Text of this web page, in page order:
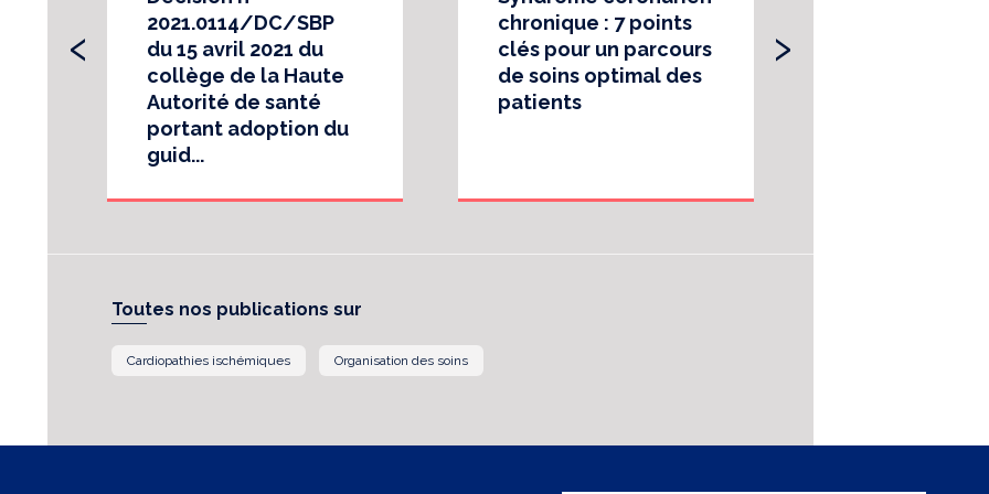
2021.0114/DC/SBP
du 15 avril 2021 du
collège de la Haute
Autorité de santé
portant adoption du
guid...
chronique : 7 points
clés pour un parcours
de soins optimal des
patients
‹ ›
Toutes nos publications sur
Cardiopathies ischémiques Organisation des soins